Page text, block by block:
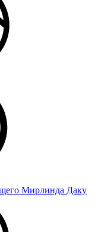
Мирлинда Даку